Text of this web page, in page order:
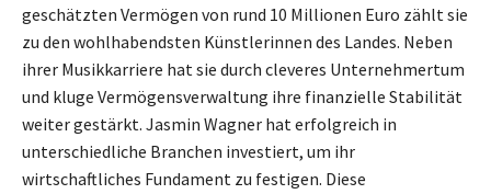
geschätzten Vermögen von rund 10 Millionen Euro zählt sie
zu den wohlhabendsten Künstlerinnen des Landes. Neben
ihrer Musikkarriere hat sie durch cleveres Unternehmertum
und kluge Vermögensverwaltung ihre finanzielle Stabilität
weiter gestärkt. Jasmin Wagner hat erfolgreich in
unterschiedliche Branchen investiert, um ihr
wirtschaftliches Fundament zu festigen. Diese